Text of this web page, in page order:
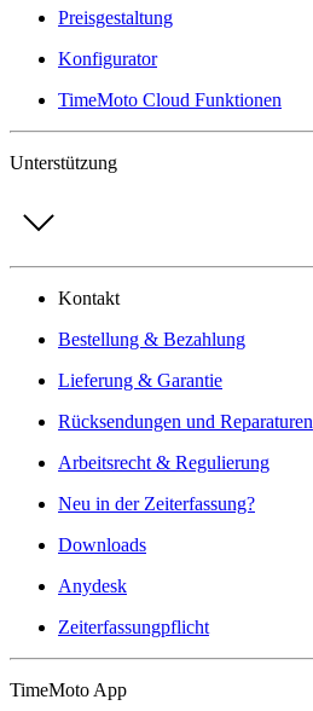
Preisgestaltung
Konfigurator
TimeMoto Cloud Funktionen
Unterstützung
Kontakt
Bestellung & Bezahlung
Lieferung & Garantie
Rücksendungen und Reparaturen
Arbeitsrecht & Regulierung
Neu in der Zeiterfassung?
Downloads
Anydesk
Zeiterfassungpflicht
TimeMoto App